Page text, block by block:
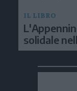
IL LIBRO
solidale